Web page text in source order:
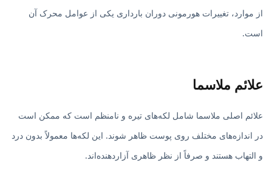
از موارد، تغییرات هورمونی دوران بارداری یکی از عوامل محرک آن
است.
علائم ملاسما
علائم اصلی ملاسما شامل لکه‌های تیره و نامنظم است که ممکن است
در اندازه‌های مختلف روی پوست ظاهر شوند. این لکه‌ها معمولاً بدون درد
و التهاب هستند و صرفاً از نظر ظاهری آزاردهنده‌اند.